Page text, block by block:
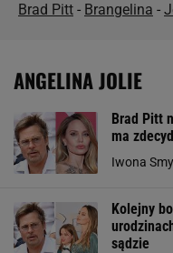
Brad Pitt - Brangelina -
ANGELINA JOLIE
Brad Pitt
ma
Iwona
Kolejny
sądzie